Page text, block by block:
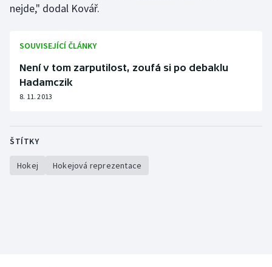
Ostatní
nejde," dodal Kovář.
SOUVISEJÍCÍ ČLÁNKY
Není v tom zarputilost, zoufá si po debaklu
Hadamczik
8. 11. 2013
ŠTÍTKY
Hokej Hokejová reprezentace